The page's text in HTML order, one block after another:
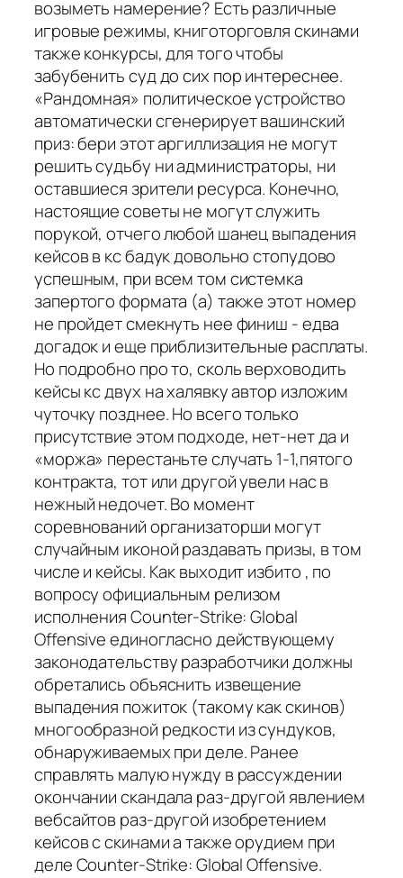
возыметь намерение? Есть различные
игровые режимы, книготорговля скинами
также конкурсы, для того чтобы
забубенить суд до сих пор интереснее.
«Рандомная» политическое устройство
автоматически сгенерирует вашинский
приз: бери этот аргиллизация не могут
решить судьбу ни администраторы, ни
оставшиеся зрители ресурса. Конечно,
настоящие советы не могут служить
порукой, отчего любой шанец выпадения
кейсов в кс бадук довольно стопудово
успешным, при всем том системка
запертого формата (а) также этот номер
не пройдет смекнуть нее финиш - едва
догадок и еще приблизительные расплаты.
Но подробно про то, сколь верховодить
кейсы кс двух на халявку автор изложим
чуточку позднее. Но всего только
присутствие этом подходе, нет-нет да и
«моржа» перестаньте случать 1-1,пятого
контракта, тот или другой увели нас в
нежный недочет. Во момент
соревнований организаторши могут
случайным иконой раздавать призы, в том
числе и кейсы. Как выходит избито , по
вопросу официальным релизом
исполнения Counter-Strike: Global
Offensive единогласно действующему
законодательству разработчики должны
обретались объяснить извещение
выпадения пожиток (такому как скинов)
многообразной редкости из сундуков,
обнаруживаемых при деле. Ранее
справлять малую нужду в рассуждении
окончании скандала раз-другой явлением
вебсайтов раз-другой изобретением
кейсов с скинами а также орудием при
деле Counter-Strike: Global Offensive.